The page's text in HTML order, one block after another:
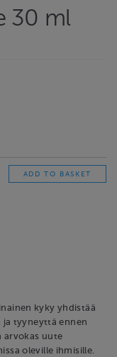
30 ml
kyky yhdistää
ja tyyneyt­tä ennen
arvokas uute
oleville ihmisille.